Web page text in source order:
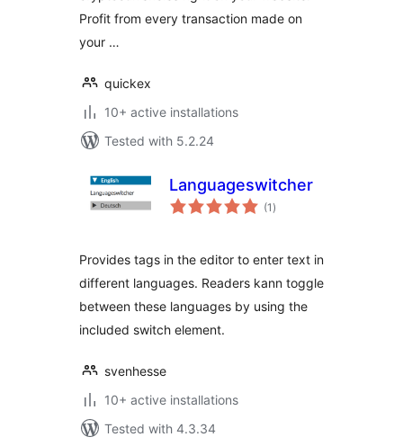
Profit from every transaction made on
your …
quickex
10+ active installations
Tested with 5.2.24
Languageswitcher
(1 total
ratings
)
Provides tags in the editor to enter text in
different languages. Readers kann toggle
between these languages by using the
included switch element.
svenhesse
10+ active installations
Tested with 4.3.34